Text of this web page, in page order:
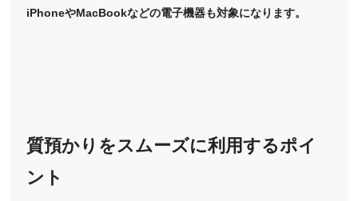
iPhoneやMacBookなどの電子機器も対象になります。
質預かりをスムーズに利用するポイ
ント